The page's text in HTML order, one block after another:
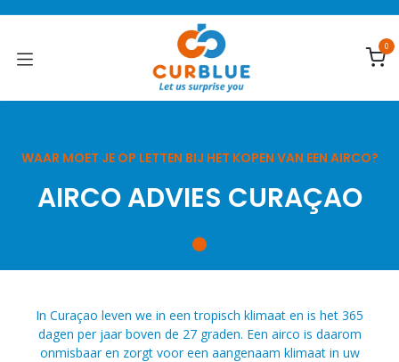
0
WAAR MOET JE OP LETTEN BIJ HET KOPEN VAN EEN AIRCO?
AIRCO ADVIES CURAÇAO
In Curaçao leven we in een tropisch klimaat en is het 365
dagen per jaar boven de 27 graden. Een airco is daarom
onmisbaar en zorgt voor een aangenaam klimaat in uw